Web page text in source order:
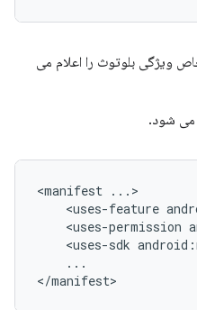
ویژگی بلوتوث را اعلام می
می شود.
<manifest
<uses-feature
<uses-permission
<uses-sdk
...
</manifest>